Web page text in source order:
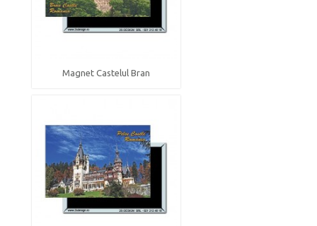
Magnet Castelul Bran